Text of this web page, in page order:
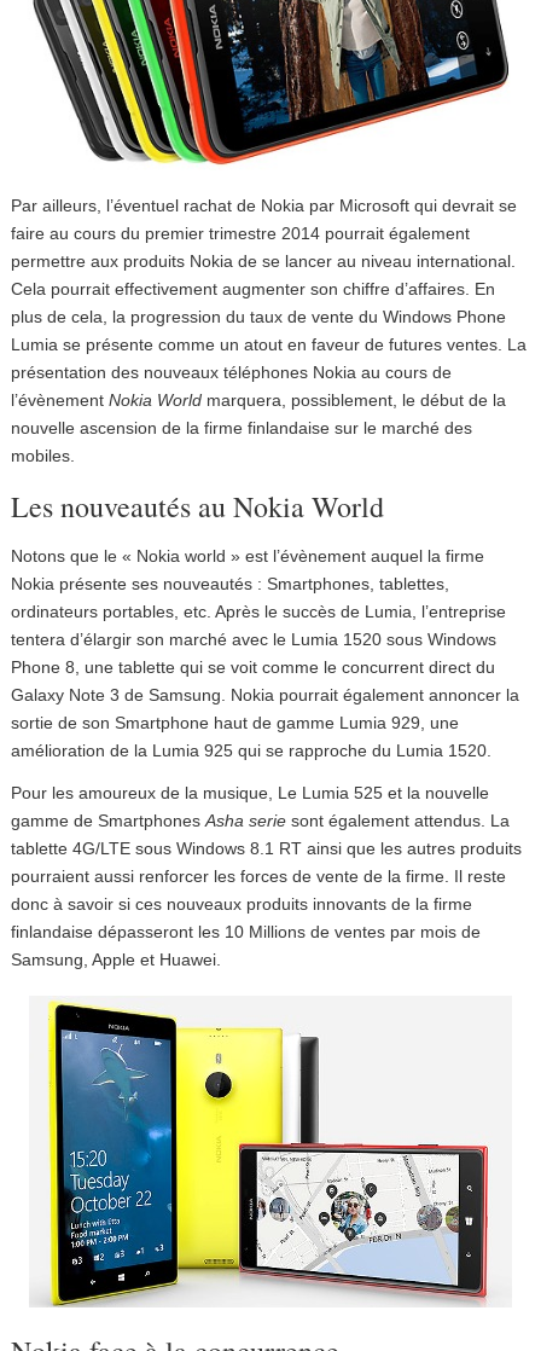
Par ailleurs, l’éventuel rachat de Nokia par Microsoft qui devrait se
faire au cours du premier trimestre 2014 pourrait également
permettre aux produits Nokia de se lancer au niveau international.
Cela pourrait effectivement augmenter son chiffre d’affaires. En
plus de cela, la progression du taux de vente du Windows Phone
Lumia se présente comme un atout en faveur de futures ventes. La
présentation des nouveaux téléphones Nokia au cours de
l’évènement Nokia Worldmarquera, possiblement, le début de la
nouvelle ascension de la firme finlandaise sur le marché des
mobiles.
Les nouveautés au Nokia World
Notons que le « Nokia world » est l’évènement auquel la firme
Nokia présente ses nouveautés : Smartphones, tablettes,
ordinateurs portables, etc. Après le succès de Lumia, l’entreprise
tentera d’élargir son marché avec le Lumia 1520 sous Windows
Phone 8, une tablette qui se voit comme le concurrent direct du
Galaxy Note 3 de Samsung. Nokia pourrait également annoncer la
sortie de son Smartphone haut de gamme Lumia 929, une
amélioration de la Lumia 925 qui se rapproche du Lumia 1520.
Pour les amoureux de la musique, Le Lumia 525 et la nouvelle
gamme de SmartphonesAsha seriesont également attendus. La
tablette 4G/LTE sous Windows 8.1 RT ainsi que les autres produits
pourraient aussi renforcer les forces de vente de la firme. Il reste
donc à savoir si ces nouveaux produits innovants de la firme
finlandaise dépasseront les 10 Millions de ventes par mois de
Samsung, Apple et Huawei.